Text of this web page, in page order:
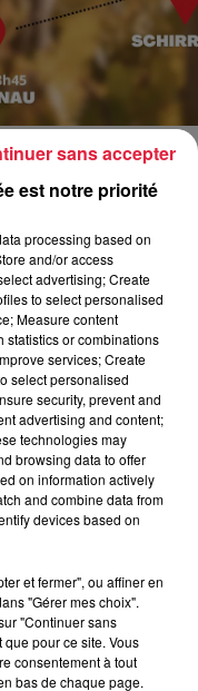
Style Outlets :
Saint-Arbogast
la caisse crédit
: 2h18 min de
Credit Mutuel de
(arrivée vers 12h15-
direction caisse du
Rountzenheim :
The Style
Neuhaeusel)
est notre priorité
processing based on
and/or access
advertising; Create
to select personalised
Measure content
statistics or combinations
services; Create
select personalised
security, prevent and
advertising and content;
technologies may
browsing data to offer
on information actively
and combine data from
devices based on
et fermer", ou affiner en
"Gérer mes choix".
"Continuer sans
pour ce site. Vous
consentement à tout
bas de chaque page.
sans accepter